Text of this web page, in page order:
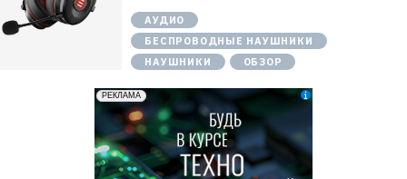
АУДИО
БЕСПРОВОДНЫЕ НАУШНИКИ
НАУШНИКИ
ОБЗОР